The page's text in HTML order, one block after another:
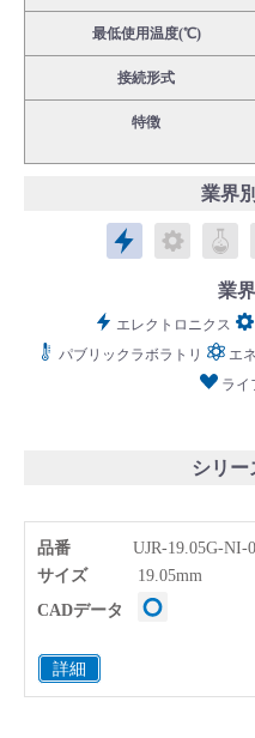
採用情報
Language：日本語／
お問い合わせ
最低使用温度(℃)
接続形式
特徴
業界
エレクトロ
メカ
業
エレクトロニクス
パブリックラボラトリ
エ
ライ
シリー
品番 UJR-19.05G-NI-0
詳細
サイズ 19.05mm
CADデータ